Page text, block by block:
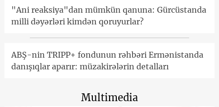
"Ani reaksiya"dan mümkün qanuna: Gürcüstanda
milli dəyərləri kimdən qoruyurlar?
ABŞ-nin TRIPP+ fondunun rəhbəri Ermənistanda
danışıqlar aparır: müzakirələrin detalları
Multimedia